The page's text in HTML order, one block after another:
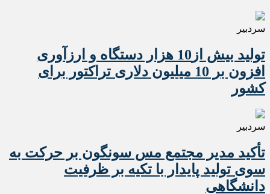
سردبیر
تولید بیش از10 هزار دستگاه و ارزآوری
افزون بر 10 میلیون دلاری تراکتور برای
کشور
سردبیر
تأکید مدیر مجتمع مس سونگون بر حرکت به
سوی تولید پایدار با تکیه بر ظرفیت
دانشگاهی